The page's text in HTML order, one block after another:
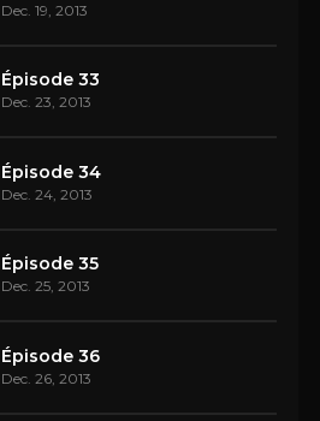
Dec. 19, 2013
Épisode 33
Dec. 23, 2013
Épisode 34
Dec. 24, 2013
Épisode 35
Dec. 25, 2013
Épisode 36
Dec. 26, 2013